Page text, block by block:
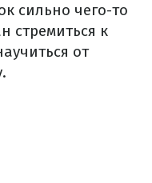
сильно чего-то
стремиться к
от